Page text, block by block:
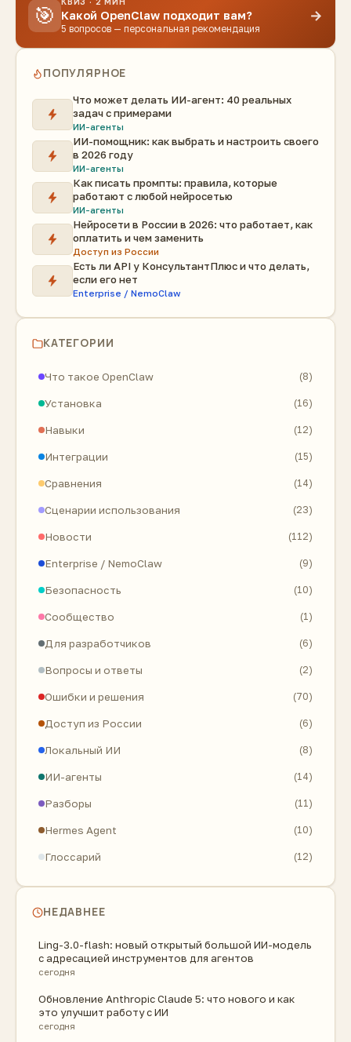
🎯 Какой OpenClaw подходит вам?
5 вопросов — персональная рекомендация
→
ПОПУЛЯРНОЕ
Что может делать ИИ-агент: 40 реальных
задач с примерами
ИИ-агенты
ИИ-помощник: как выбрать и настроить своего
в 2026 году
ИИ-агенты
Как писать промпты: правила, которые
работают с любой нейросетью
ИИ-агенты
Нейросети в России в 2026: что работает, как
оплатить и чем заменить
Доступ из России
Есть ли API у КонсультантПлюс и что делать,
если его нет
Enterprise / NemoClaw
КАТЕГОРИИ
Что такое OpenClaw (8)
Установка (16)
Навыки (12)
Интеграции (15)
Сравнения (14)
Сценарии использования (23)
Новости (112)
Enterprise / NemoClaw (9)
Безопасность (10)
Сообщество (1)
Для разработчиков (6)
Вопросы и ответы (2)
Ошибки и решения (70)
Доступ из России (6)
Локальный ИИ (8)
ИИ-агенты (14)
Разборы (11)
Hermes Agent (10)
Глоссарий (12)
НЕДАВНЕЕ
Ling-3.0-flash: новый открытый большой ИИ-модель
с адресацией инструментов для агентов
сегодня
Обновление Anthropic Claude 5: что нового и как
это улучшит работу с ИИ
сегодня